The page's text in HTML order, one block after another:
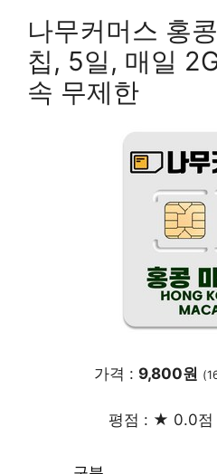
나무커머스 홍
칩, 5일, 매일
속 무제한
가격 : 9,800원
평점 : ★ 0.0점